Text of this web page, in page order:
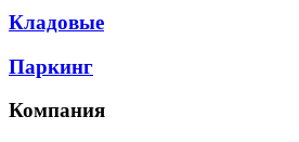
Кладовые
Паркинг
Компания